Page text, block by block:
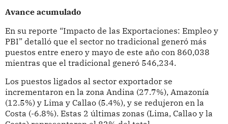
Avance acumulado
En su reporte “Impacto de las Exportaciones: Empleo y
PBI” detalló que el sector no tradicional generó más
puestos entre enero y mayo de este año con 860,038
mientras que el tradicional generó 546,234.
Los puestos ligados al sector exportador se
incrementaron en la zona Andina (27.7%), Amazonía
(12.5%) y Lima y Callao (5.4%), y se redujeron en la
Costa (-6.8%). Estas 2 últimas zonas (Lima, Callao y la